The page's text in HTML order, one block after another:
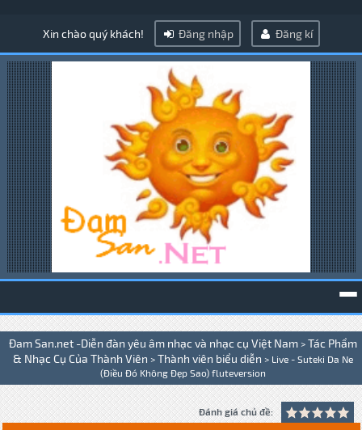
Xin chào quý khách! Đăng nhập Đăng kí
Đam San.net -Diễn đàn yêu âm nhạc và nhạc cụ Việt Nam > Tác Phẩm
& Nhạc Cụ Của Thành Viên > Thành viên biểu diễn > Live - Suteki Da Ne
(Điều Đó Không Đẹp Sao) fluteversion
Đánh giá chủ đề: